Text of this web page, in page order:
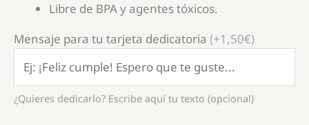
Libre de BPA y agentes tóxicos.
Mensaje para tu tarjeta dedicatoria (+1,50€)
¿Quieres dedicarlo? Escribe aquí tu texto (opcional)